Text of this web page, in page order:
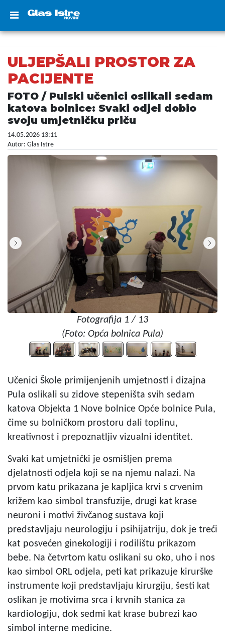
ULJEPŠALI PROSTOR ZA
PACIJENTE
FOTO / Pulski učenici oslikali sedam
katova bolnice: Svaki odjel dobio
svoju umjetničku priču
14.05.2026 13:11
Autor: Glas Istre
Fotografija 1 / 13
(Foto: Opća bolnica Pula)
Učenici Škole primijenjenih umjetnosti i dizajna
Pula oslikali su zidove stepeništa svih sedam
katova Objekta 1 Nove bolnice Opće bolnice Pula,
čime su bolničkom prostoru dali toplinu,
kreativnost i prepoznatljiv vizualni identitet.
Svaki kat umjetnički je osmišljen prema
djelatnosti odjela koji se na njemu nalazi. Na
prvom katu prikazana je kapljica krvi s crvenim
križem kao simbol transfuzije, drugi kat krase
neuroni i motivi živčanog sustava koji
predstavljaju neurologiju i psihijatriju, dok je treći
kat posvećen ginekologiji i rodilištu prikazom
bebe. Na četvrtom katu oslikani su oko, uho i nos
kao simbol ORL odjela, peti kat prikazuje kirurške
instrumente koji predstavljaju kirurgiju, šesti kat
oslikan je motivima srca i krvnih stanica za
kardiologiju, dok sedmi kat krase bubrezi kao
simbol interne medicine.